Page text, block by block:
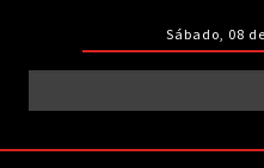
Sábado, 08